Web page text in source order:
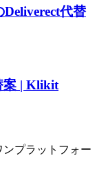
代替
案 | Klikit
プラットフォー